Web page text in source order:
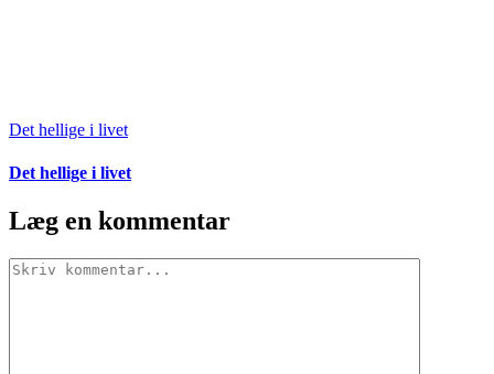
Det hellige i livet
Det hellige i livet
Læg en kommentar
Comment